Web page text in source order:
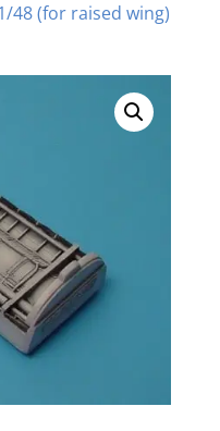
48 (for raised wing)